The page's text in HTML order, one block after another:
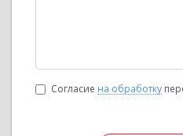
Согласие на обработку